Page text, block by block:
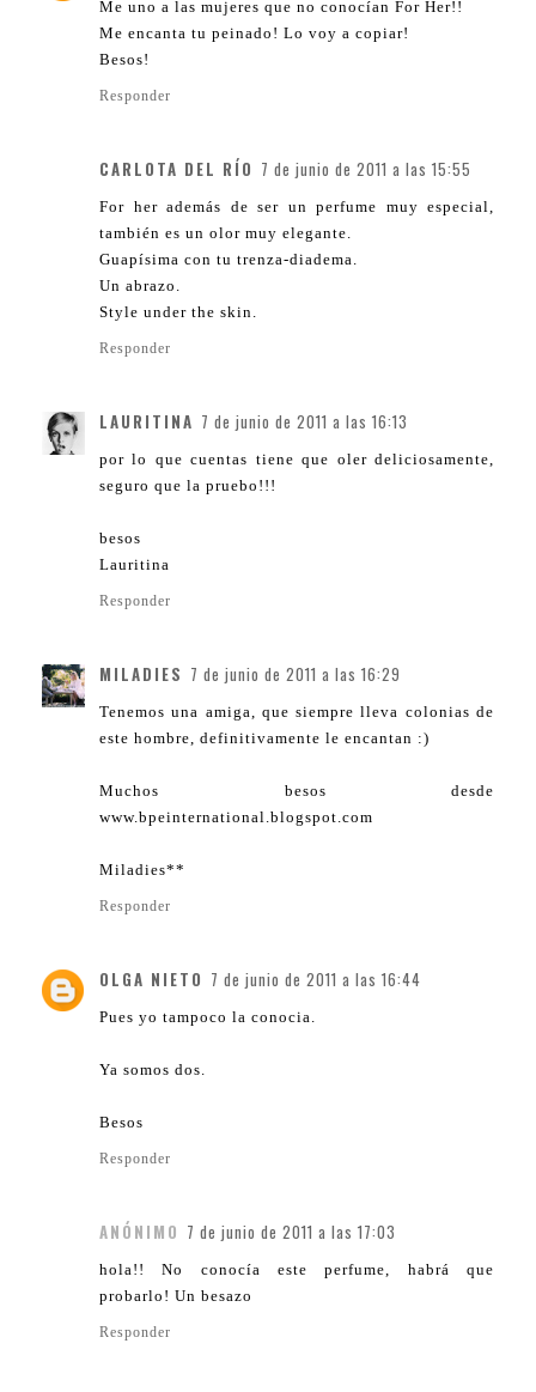
Me uno a las mujeres que no conocían For Her!!
Me encanta tu peinado! Lo voy a copiar!
Besos!
Responder
CARLOTA DEL RÍO 7 de junio de 2011 a las 15:55
For her además de ser un perfume muy especial,
también es un olor muy elegante.
Guapísima con tu trenza-diadema.
Un abrazo.
Style under the skin.
Responder
LAURITINA 7 de junio de 2011 a las 16:13
por lo que cuentas tiene que oler deliciosamente,
seguro que la pruebo!!!
besos
Lauritina
Responder
MILADIES 7 de junio de 2011 a las 16:29
Tenemos una amiga, que siempre lleva colonias de
este hombre, definitivamente le encantan :)
Muchos besos desde
www.bpeinternational.blogspot.com
Miladies**
Responder
OLGA NIETO 7 de junio de 2011 a las 16:44
Pues yo tampoco la conocia.
Ya somos dos.
Besos
Responder
ANÓNIMO 7 de junio de 2011 a las 17:03
hola!! No conocía este perfume, habrá que
probarlo! Un besazo
Responder